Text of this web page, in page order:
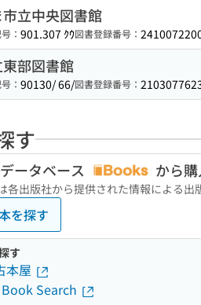
立中央図書館
： 901.307 ｸｳ図書登録番号：
部図書館
： 90130/ 66/図書登録番号：
す
ータベース から
各出版社から提供された情報による
を探す
す
本屋
Search